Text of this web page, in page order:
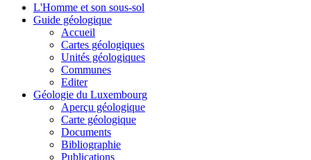
L'Homme et son sous-sol
Guide géologique
Accueil
Cartes géologiques
Unités géologiques
Communes
Editer
Géologie du Luxembourg
Aperçu géologique
Carte géologique
Documents
Bibliographie
Publications